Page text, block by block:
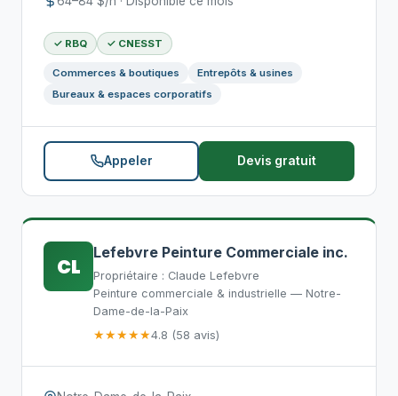
✓ RBQ ✓ CNESST
Commerces & boutiques
Entrepôts & usines
Bureaux & espaces corporatifs
Appeler Devis gratuit
CL
Lefebvre Peinture Commerciale inc.
Propriétaire : Claude Lefebvre
Peinture commerciale & industrielle — Notre-
Dame-de-la-Paix
★★★★★4.8 (58 avis)